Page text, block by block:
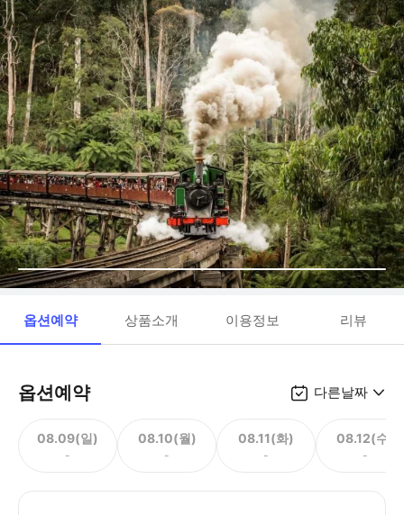
옵션예약 상품소개 이용정보 리뷰
옵션예약 다른날짜
08.09(일)
-
08.10(월)
-
08.11(화)
-
08.12(수)
-